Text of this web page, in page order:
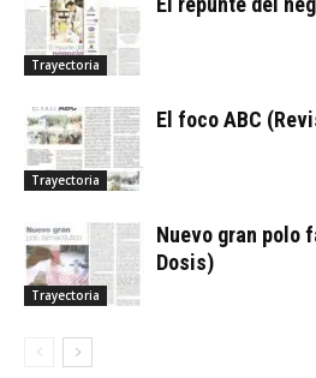
Trayectoria
Trayectoria
El foco ABC
Trayectoria
Nuevo gran polo
Dosis)